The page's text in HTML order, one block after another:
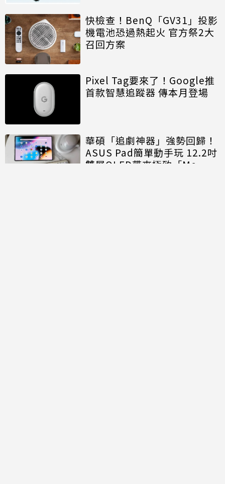
快檢查！BenQ「GV31」投影
機電池恐過熱起火 官方祭2大
召回方案
Pixel Tag要來了！Google推
首款智慧追蹤器 傳本月登場
華碩「追劇神器」強勢回歸！
ASUS Pad簡單動手玩 12.2吋
雙層OLED帶來極致「Me